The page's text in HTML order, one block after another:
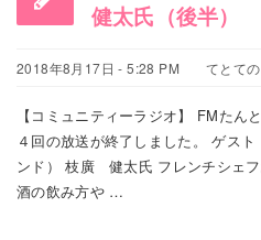
健太氏（後半）
2018年8月17日 - 5:28 PM てとて
【コミュニティーラジオ】 FMたん
４回の放送が終了しました。 ゲス
ンド） 枝廣 健太氏 フレンチシェ
酒の飲み方や …